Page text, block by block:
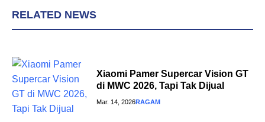
RELATED NEWS
Xiaomi Pamer Supercar Vision GT
di MWC 2026, Tapi Tak Dijual
Mar. 14, 2026RAGAM